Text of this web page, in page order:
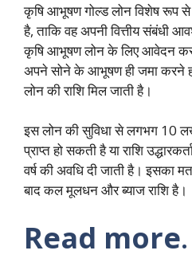
कृषि आभूषण गोल्ड लोन विशेष रूप से
है, ताकि वह अपनी वित्तीय संबंधी
कृषि आभूषण लोन के लिए आवेदन
अपने सोने के आभूषण ही जमा करने
लोन की राशि मिल जाती है।
इस लोन की सुविधा से लगभग 10
प्राप्त हो सकती है या राशि
वर्ष की अवधि दी जाती है। इसका
बाद कल मूलधन और ब्याज राशि है।
Read more.